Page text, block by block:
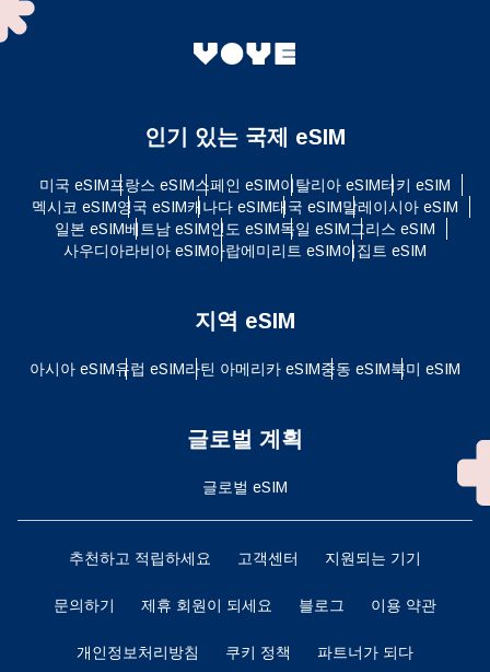
인기 있는 국제 eSIM
미국 eSIM프랑스 eSIM스페인 eSIM이탈리아 eSIM터키 eSIM
멕시코 eSIM영국 eSIM캐나다 eSIM태국 eSIM말레이시아 eSIM
일본 eSIM베트남 eSIM인도 eSIM독일 eSIM그리스 eSIM
사우디아라비아 eSIM아랍에미리트 eSIM이집트 eSIM
지역 eSIM
아시아 eSIM유럽 ​​eSIM라틴 아메리카 eSIM중동 eSIM북미 eSIM
글로벌 계획
글로벌 eSIM
추천하고 적립하세요 고객센터 지원되는 기기
문의하기 제휴 회원이 되세요 블로그 이용 약관
개인정보처리방침 쿠키 정책 파트너가 되다